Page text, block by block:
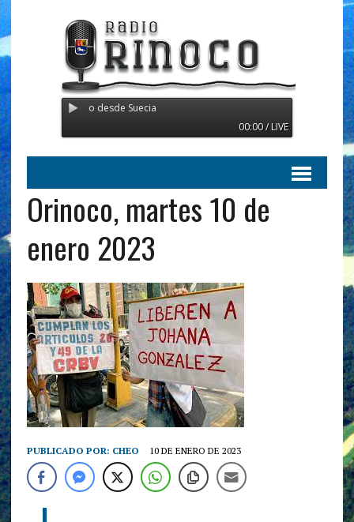
- Transmitiendo desde Suecia
00:00 / LIVE
Orinoco, martes 10 de
enero 2023
PUBLICADO POR: CHEO 10 DE ENERO DE 2023